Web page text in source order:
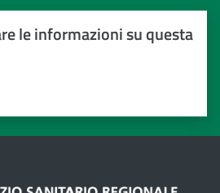
le informazioni su questa
stelle su 5
su 5
su 5